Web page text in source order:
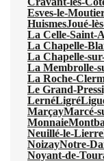
Esves-le-
HuismesJoué-
La Celle-Saint-
La Chapelle-
La Chapelle-
La Membrolle-
La Roche-
Le Grand-
LernéLigré
MarçayMarcé-
Monnaie
Neuillé-le-Lierre
NoizayNotre-
Noyant-de-